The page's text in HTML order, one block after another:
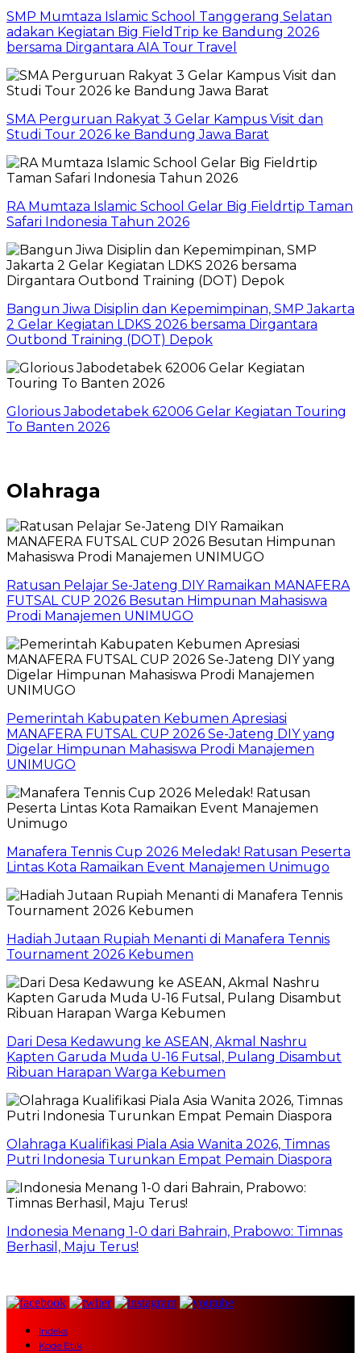
SMP Mumtaza Islamic School Tanggerang Selatan
adakan Kegiatan Big FieldTrip ke Bandung 2026
bersama Dirgantara AIA Tour Travel
SMA Perguruan Rakyat 3 Gelar Kampus Visit dan
Studi Tour 2026 ke Bandung Jawa Barat
RA Mumtaza Islamic School Gelar Big Fieldrtip Taman
Safari Indonesia Tahun 2026
Bangun Jiwa Disiplin dan Kepemimpinan, SMP Jakarta
2 Gelar Kegiatan LDKS 2026 bersama Dirgantara
Outbond Training (DOT) Depok
Glorious Jabodetabek 62006 Gelar Kegiatan Touring
To Banten 2026
Olahraga
Ratusan Pelajar Se-Jateng DIY Ramaikan MANAFERA
FUTSAL CUP 2026 Besutan Himpunan Mahasiswa
Prodi Manajemen UNIMUGO
Pemerintah Kabupaten Kebumen Apresiasi
MANAFERA FUTSAL CUP 2026 Se-Jateng DIY yang
Digelar Himpunan Mahasiswa Prodi Manajemen
UNIMUGO
Manafera Tennis Cup 2026 Meledak! Ratusan Peserta
Lintas Kota Ramaikan Event Manajemen Unimugo
Hadiah Jutaan Rupiah Menanti di Manafera Tennis
Tournament 2026 Kebumen
Dari Desa Kedawung ke ASEAN, Akmal Nashru
Kapten Garuda Muda U-16 Futsal, Pulang Disambut
Ribuan Harapan Warga Kebumen
Olahraga Kualifikasi Piala Asia Wanita 2026, Timnas
Putri Indonesia Turunkan Empat Pemain Diaspora
Indonesia Menang 1-0 dari Bahrain, Prabowo: Timnas
Berhasil, Maju Terus!
Indeks
Kode Etik